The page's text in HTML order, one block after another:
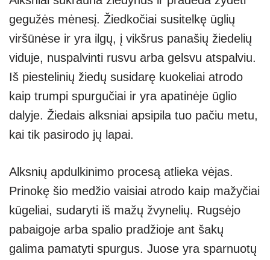
gegužės mėnesį. Žiedkočiai susitelkę ūglių
viršūnėse ir yra ilgų, į vikšrus panašių žiedelių
viduje, nuspalvinti rusvu arba gelsvu atspalviu.
Iš piestelinių žiedų susidarę kuokeliai atrodo
kaip trumpi spurgučiai ir yra apatinėje ūglio
dalyje. Žiedais alksniai apsipila tuo pačiu metu,
kai tik pasirodo jų lapai.
Alksnių apdulkinimo procesą atlieka vėjas.
Prinokę šio medžio vaisiai atrodo kaip mažyčiai
kūgeliai, sudaryti iš mažų žvynelių. Rugsėjo
pabaigoje arba spalio pradžioje ant šakų
galima pamatyti spurgus. Juose yra sparnuotų